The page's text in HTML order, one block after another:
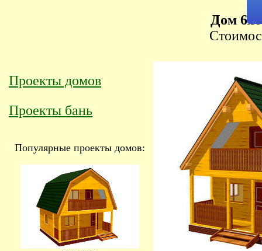
Дом
Проекты домов
Проекты бань
Популярные проекты домов: